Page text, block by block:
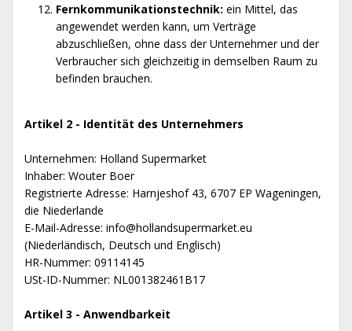
Fernkommunikationstechnik: ein Mittel, das
angewendet werden kann, um Verträge
abzuschließen, ohne dass der Unternehmer und der
Verbraucher sich gleichzeitig in demselben Raum zu
befinden brauchen.
Artikel 2 - Identität des Unternehmers
Unternehmen: Holland Supermarket
Inhaber: Wouter Boer
Registrierte Adresse: Harnjeshof 43, 6707 EP Wageningen,
die Niederlande
E-Mail-Adresse: info@hollandsupermarket.eu
(Niederländisch, Deutsch und Englisch)
HR-Nummer: 09114145
USt-ID-Nummer: NL001382461B17
Artikel 3 - Anwendbarkeit